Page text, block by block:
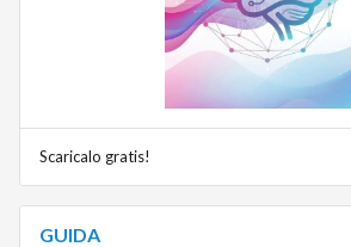
Scaricalo gratis!
GUIDA